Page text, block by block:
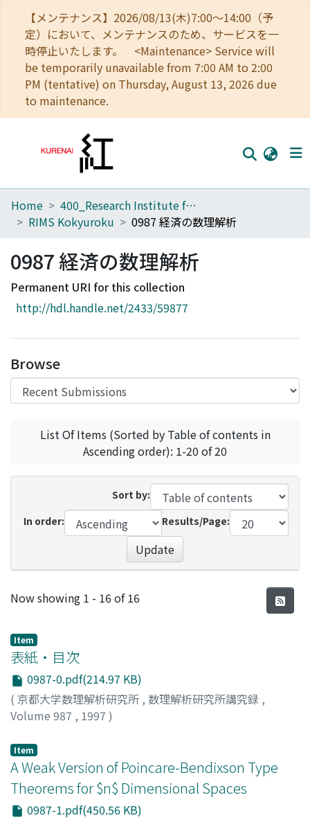
【メンテナンス】2026/08/13(木)7:00～14:00（予
定）において、メンテナンスのため、サービスを一
時停止いたします。 <Maintenance> Service will
be temporarily unavailable from 7:00 AM to 2:00
PM (tentative) on Thursday, August 13, 2026 due
to maintenance.
Home
Browse
Download Ranking
Access Statistics
Home
400_Research Institute for Mathematical Sciences
RIMS Kokyuroku
0987 経済の数理解析
0987 経済の数理解析
Permanent URI for this collection
http://hdl.handle.net/2433/59877
Browse
List Of Items (Sorted by Table of contents in
Ascending order): 1-20 of 20
Sort by:
In order:
Results/Page:
Update
Recent Submissions
Now showing 1 - 16 of 16
Item
表紙・目次
0987-0.pdf(214.97 KB)
( 京都大学数理解析研究所 , 数理解析研究所講究録 ,
Volume 987 , 1997 )
Item
A Weak Version of Poincare-Bendixson Type
Theorems for $n$ Dimensional Spaces
0987-1.pdf(450.56 KB)